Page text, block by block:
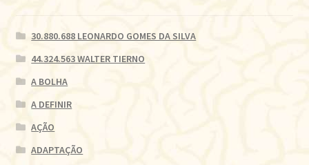
30.880.688 LEONARDO GOMES DA SILVA
44.324.563 WALTER TIERNO
A BOLHA
A DEFINIR
AÇÃO
ADAPTAÇÃO